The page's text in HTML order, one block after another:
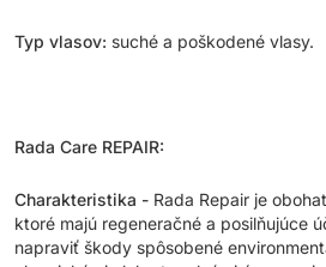
Typ vlasov: suché a poškodené vlasy.
Rada Care REPAIR:
Charakteristika - Rada Repair je
ktoré majú regeneračné a posilňujúce
napraviť škody spôsobené